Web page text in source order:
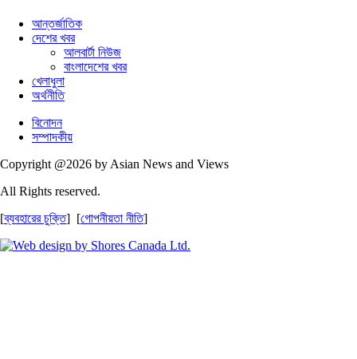
আন্তর্জাতিক
দেশের খবর
আলবার্টা নিউজ
বাংলাদেশের খবর
খেলাধুলা
অর্থনীতি
বিনোদন
সম্পাদকীয়
Copyright @2026 by Asian News and Views
All Rights reserved.
[ব্যবহারের চুক্তি] [গোপনীয়তা নীতি]